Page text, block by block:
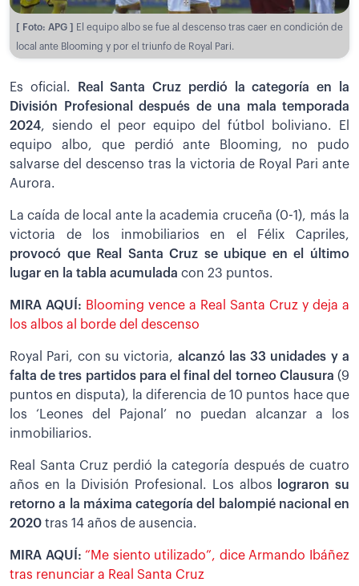
[ Foto: APG ]
El equipo albo se fue al descenso tras caer en condición de
local ante Blooming y por el triunfo de Royal Pari.
Es oficial.
Real Santa Cruz perdió la categoría en la
División Profesional después de una mala temporada
2024, siendo el peor equipo del fútbol boliviano. El
equipo albo, que perdió ante Blooming, no pudo
salvarse del descenso tras la victoria de Royal Pari ante
Aurora.
La caída de local ante la academia cruceña (0-1), más la
victoria de los inmobiliarios en el Félix Capriles,
provocó que Real Santa Cruz se ubique en el último
lugar en la tabla acumulada con 23 puntos.
MIRA AQUÍ: Blooming vence a Real Santa Cruz y deja a
los albos al borde del descenso
Royal Pari, con su victoria, alcanzó las 33 unidades y a
falta de tres partidos para el final del torneo Clausura (9
puntos en disputa), la diferencia de 10 puntos hace que
los ‘Leones del Pajonal’ no puedan alcanzar a los
inmobiliarios.
Real Santa Cruz perdió la categoría después de cuatro
años en la División Profesional. Los albos lograron su
retorno a la máxima categoría del balompié nacional en
2020 tras 14 años de ausencia.
MIRA AQUÍ:“Me siento utilizado”, dice Armando Ibáñez
tras renunciar a Real Santa Cruz